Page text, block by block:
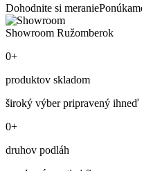
Dohodnite si meranie
Showroom Ružomberok
0+
produktov skladom
široký výber pripravený ihneď
0+
druhov podláh